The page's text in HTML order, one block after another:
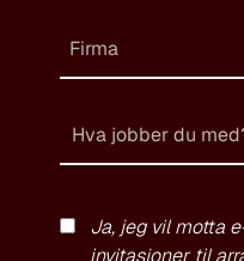
Hva jobber du
Ja, jeg vil motta
invitasjoner til